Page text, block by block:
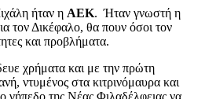
ήταν η ΑΕΚ. Ήταν γνωστή η
τον Δικέφαλο, θα πουν όσοι τον
και προβλήματα.
χρήματα και με την πρώτη
ντυμένος στα κιτρινόμαυρα και